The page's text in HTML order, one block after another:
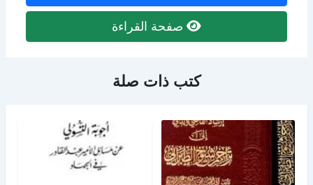
صفحة القراءة
كتب ذات صلة